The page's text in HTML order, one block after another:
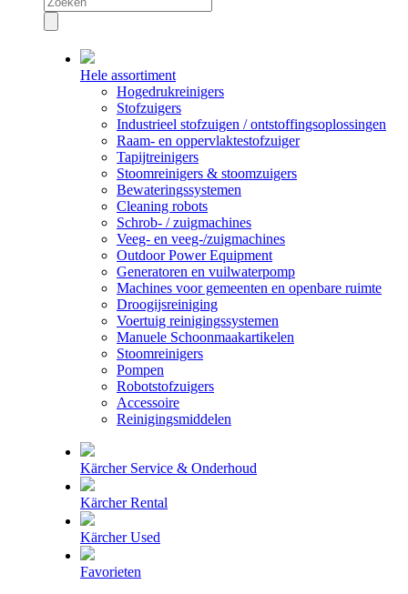
Hele assortiment
Hogedrukreinigers
Stofzuigers
Industrieel stofzuigen / ontstoffingsoplossingen
Raam- en oppervlaktestofzuiger
Tapijtreinigers
Stoomreinigers & stoomzuigers
Bewateringssystemen
Cleaning robots
Schrob- / zuigmachines
Veeg- en veeg-/zuigmachines
Outdoor Power Equipment
Generatoren en vuilwaterpomp
Machines voor gemeenten en openbare ruimte
Droogijsreiniging
Voertuig reinigingssystemen
Manuele Schoonmaakartikelen
Stoomreinigers
Pompen
Robotstofzuigers
Accessoire
Reinigingsmiddelen
Kärcher Service & Onderhoud
Kärcher Rental
Kärcher Used
Favorieten